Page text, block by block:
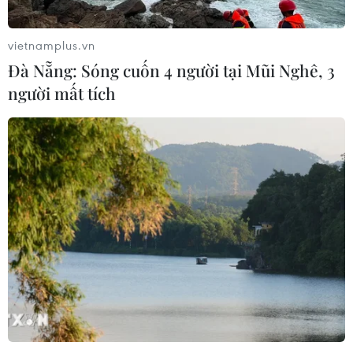
08/08/2026 06:43
Chủ tịch Quốc hội Trần Thanh Mẫn:
Khẳng định vai trò nòng cốt trong
đấu tranh phòng, chống tham
nhũng, tội phạm kinh tế
08/08/2026 05:02
Dữ liệu việc làm Mỹ mở thêm dư địa
cho giá vàng trong tuần qua
08/08/2026 04:29
Grab bị phạt 1,36 tỷ đồng do vi phạm
vietnamplus.vn
Đà Nẵng: Sóng cuốn 4 người tại Mũi Nghê, 3
người mất tích